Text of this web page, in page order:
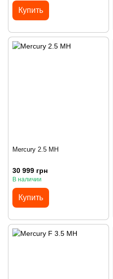
Купить
Mercury 2.5 MH
30 999 грн
В наличии
Купить